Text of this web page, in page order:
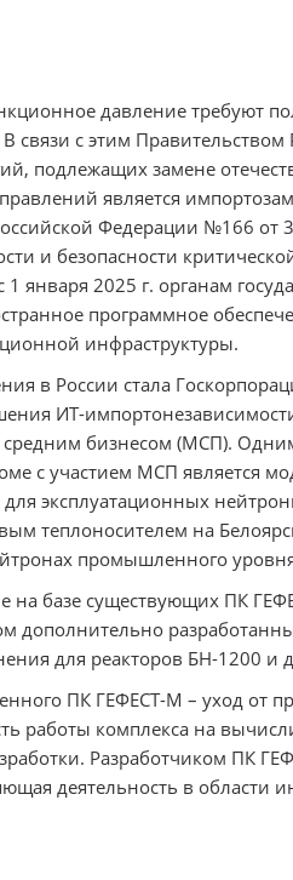
давление требуют
связи с этим
подлежащих замене
является
Федерации №166 от
и безопасности
января 2025 г. органам
программное
инфраструктуры.
в России стала
ИТ-
бизнесом (МСП).
с участием МСП является
эксплуатационных
теплоносителем на
промышленного
на базе существующих ПК
дополнительно
для реакторов БН-1200 и
ПК ГЕФЕСТ-М – уход от
работы комплекса на
Разработчиком ПК
деятельность в области